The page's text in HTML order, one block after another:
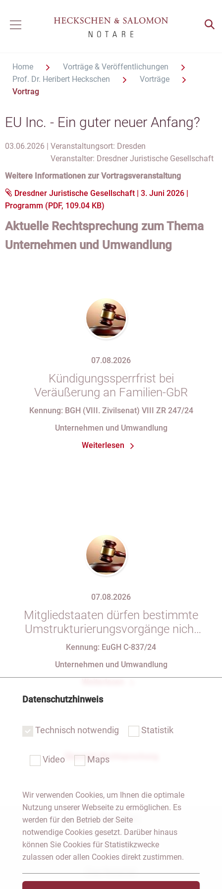
Home
Vorträge & Veröffentlichungen
Prof. Dr. Heribert Heckschen
Vorträge
Vortrag
EU Inc. - Ein guter neuer Anfang?
03.06.2026 | Veranstaltungsort: Dresden
Veranstalter: Dresdner Juristische Gesellschaft
Weitere Informationen zur Vortragsveranstaltung
Dresdner Juristische Gesellschaft | 3. Juni 2026 |
Programm (PDF, 109.04 KB)
Aktuelle Rechtsprechung zum Thema
Unternehmen und Umwandlung
07.08.2026
Kündigungssperrfrist bei
Veräußerung an Familien-GbR
Kennung: BGH (VIII. Zivilsenat) VIII ZR 247/24
Unternehmen und Umwandlung
Weiterlesen
07.08.2026
Mitgliedstaaten dürfen bestimmte
Umstrukturierungsvorgänge nicht
mit indirekten Steuern belasten
Kennung: EuGH C-837/24
Unternehmen und Umwandlung
Übersicht Rechtsprechung
Notar Dresden
Fachgebiete
Das Notariat
Datenschutzhinweis
Technisch notwendig Statistik
Video Maps
Wir verwenden Cookies, um Ihnen die optimale
Nutzung unserer Webseite zu ermöglichen. Es
werden für den Betrieb der Seite
notwendige Cookies gesetzt. Darüber hinaus
können Sie Cookies für Statistikzwecke
zulassen oder allen Cookies direkt zustimmen.